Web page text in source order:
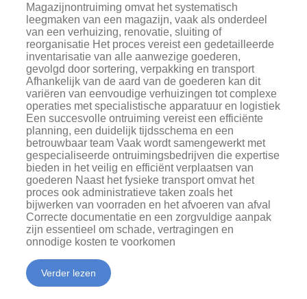
Magazijnontruiming omvat het systematisch
leegmaken van een magazijn, vaak als onderdeel
van een verhuizing, renovatie, sluiting of
reorganisatie Het proces vereist een gedetailleerde
inventarisatie van alle aanwezige goederen,
gevolgd door sortering, verpakking en transport
Afhankelijk van de aard van de goederen kan dit
variëren van eenvoudige verhuizingen tot complexe
operaties met specialistische apparatuur en logistiek
Een succesvolle ontruiming vereist een efficiënte
planning, een duidelijk tijdsschema en een
betrouwbaar team Vaak wordt samengewerkt met
gespecialiseerde ontruimingsbedrijven die expertise
bieden in het veilig en efficiënt verplaatsen van
goederen Naast het fysieke transport omvat het
proces ook administratieve taken zoals het
bijwerken van voorraden en het afvoeren van afval
Correcte documentatie en een zorgvuldige aanpak
zijn essentieel om schade, vertragingen en
onnodige kosten te voorkomen
Verder lezen